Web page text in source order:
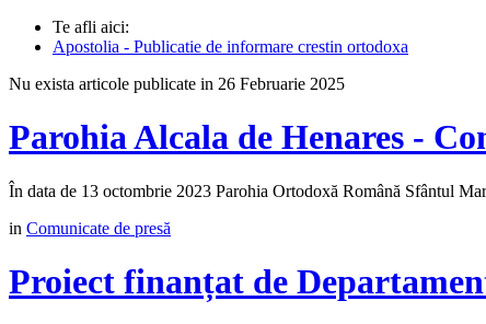
Te afli aici:
Apostolia - Publicatie de informare crestin ortodoxa
Nu exista articole publicate in 26 Februarie 2025
Parohia Alcala de Henares -
În data de 13 octombrie 2023 Parohia Ortodoxă Română Sfântul
in Comunicate de presă
Proiect finanțat de